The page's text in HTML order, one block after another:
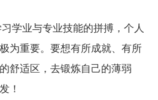
学业与专业技能的拼搏，个人
为重要。要想有所成就、有所
舒适区，去锻炼自己的薄弱
！